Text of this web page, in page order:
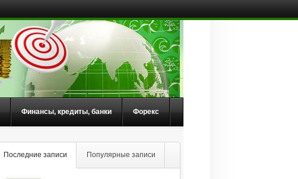
Финансы, кредиты, банки Форекс
Последние записи Популярные записи